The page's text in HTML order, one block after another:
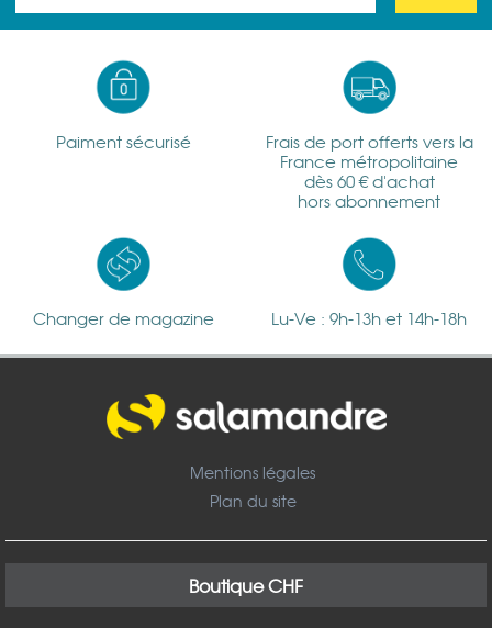
Paiment sécurisé
Frais de port offerts vers la
France métropolitaine
dès 60 € d'achat
hors abonnement
Changer de magazine Lu-Ve : 9h-13h et 14h-18h
Mentions légales
Plan du site
Boutique CHF